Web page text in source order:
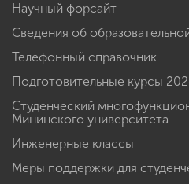
Научный форсайт
Сведения об
Телефонный справочник
Подготовительные курсы
Студенческий
Мининского университета
Инженерные классы
Меры поддержки для